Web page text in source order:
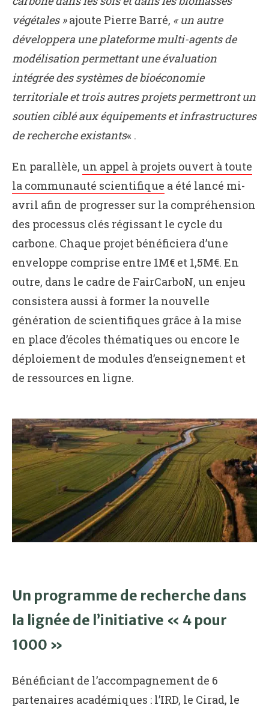
végétales »ajoute Pierre Barré, « un autre
développera une plateforme multi-agents de
modélisation permettant une évaluation
intégrée des systèmes de bioéconomie
territoriale et trois autres projets permettront un
soutien ciblé aux équipements et infrastructures
de recherche existants« .
En parallèle, un appel à projets ouvert à toute
la communauté scientifique a été lancé mi-
avril afin de progresser sur la compréhension
des processus clés régissant le cycle du
carbone. Chaque projet bénéficiera d’une
enveloppe comprise entre 1M€ et 1,5M€. En
outre, dans le cadre de FairCarboN, un enjeu
consistera aussi à former la nouvelle
génération de scientifiques grâce à la mise
en place d’écoles thématiques ou encore le
déploiement de modules d’enseignement et
de ressources en ligne.
Un programme de recherche dans
la lignée de l’initiative « 4 pour
1000 »
Bénéficiant de l’accompagnement de 6
partenaires académiques : l’IRD, le Cirad, le